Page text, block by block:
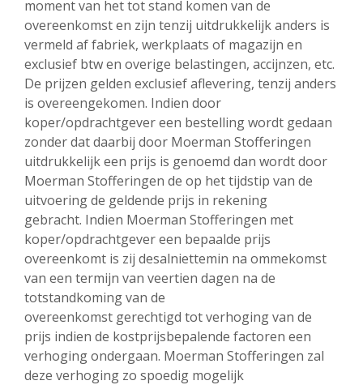
moment van het tot stand komen van de
overeenkomst en zijn tenzij uitdrukkelijk anders is
vermeld af fabriek, werkplaats of magazijn en
exclusief btw en overige belastingen, accijnzen, etc.
De prijzen gelden exclusief aflevering, tenzij anders
is overeengekomen. Indien door
koper/opdrachtgever een bestelling wordt gedaan
zonder dat daarbij door Moerman Stofferingen
uitdrukkelijk een prijs is genoemd dan wordt door
Moerman Stofferingen de op het tijdstip van de
uitvoering de geldende prijs in rekening
gebracht. Indien Moerman Stofferingen met
koper/opdrachtgever een bepaalde prijs
overeenkomt is zij desalniettemin na ommekomst
van een termijn van veertien dagen na de
totstandkoming van de
overeenkomst gerechtigd tot verhoging van de
prijs indien de kostprijsbepalende factoren een
verhoging ondergaan. Moerman Stofferingen zal
deze verhoging zo spoedig mogelijk